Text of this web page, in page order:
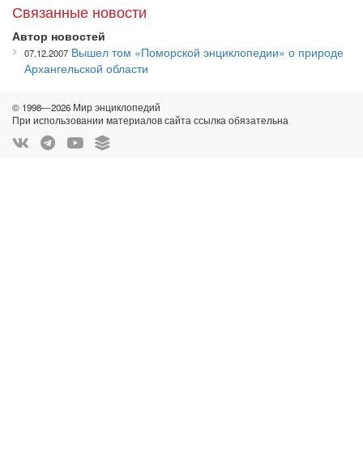
Связанные новости
Автор новостей
07.12.2007 Вышел том «Поморской энциклопедии» о природе
Архангельской области
© 1998—2026 Мир энциклопедий
При использовании материалов сайта ссылка обязательна